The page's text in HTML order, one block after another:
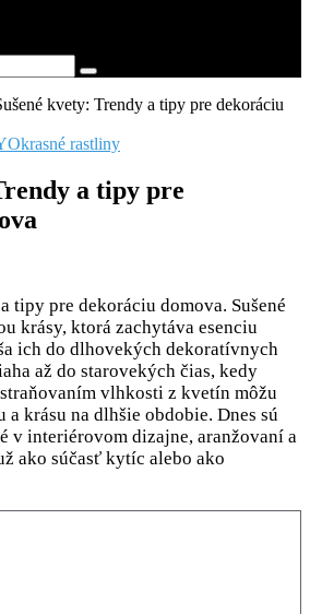
Vyhľadávanie
kvety: Trendy a tipy pre dekoráciu
Okrasné rastliny
a tipy pre
tipy pre dekoráciu domova. Sušené
krásy, ktorá zachytáva esenciu
ich do dlhovekých dekoratívnych
až do starovekých čias, kedy
vlhkosti z kvetín môžu
krásu na dlhšie obdobie. Dnes sú
v interiérovom dizajne, aranžovaní a
ako súčasť kytíc alebo ako